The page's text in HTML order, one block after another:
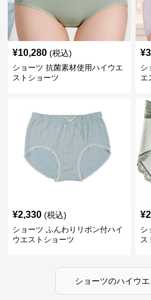
¥10,280 (税込)
ショーツ 抗菌素材使用ハイウエ
ストショーツ
¥
シ
エ
¥2,330 (税込)
ショーツ ふんわりリボン付ハイ
ウエストショーツ
¥
シ
ス
ショーツのハイウエ